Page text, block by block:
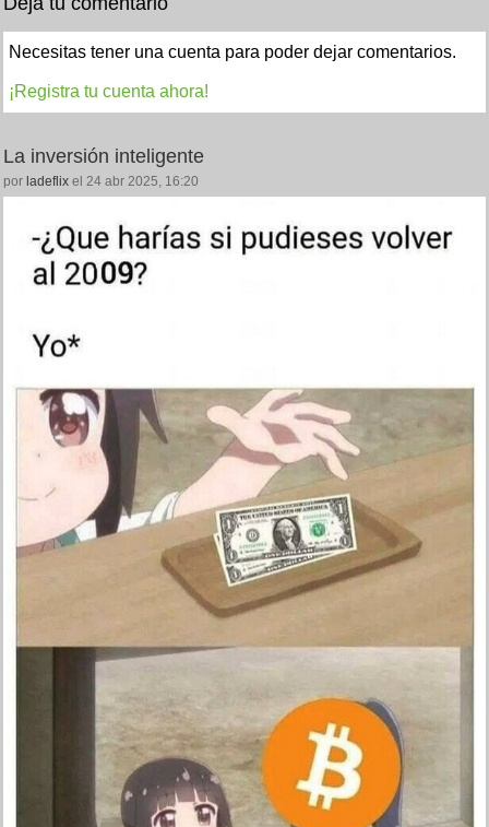
Necesitas tener una cuenta para poder dejar comentarios.
¡Registra tu cuenta ahora!
La inversión inteligente
por ladeflix el 24 abr 2025, 16:20